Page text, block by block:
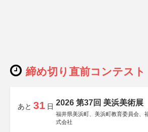
締め切り直前コンテスト
あと 31 日 2026 第37回 美浜美術展
福井県美浜町、美浜町教育委員会、
式会社